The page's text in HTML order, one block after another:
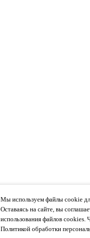
Мы используем файлы cookie
Оставаясь на сайте, вы
использования файлов cookies.
Политикой обработки